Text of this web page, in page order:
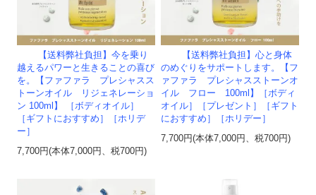
【送料弊社負担】今を乗り
越えるパワーと生きることの喜び
を。【ファファラ プレシャスス
トーンオイル リジェネレーショ
ン 100ml】 ［ボディオイル］
［ギフトにおすすめ］［ホリデ
ー］
7,700円(本体7,000円、税700円)
【送料弊社負担】心と身体
のめぐりをサポートします。【フ
ァファラ プレシャスストーンオ
イル フロー 100ml】［ボディ
オイル］［プレゼント］［ギフト
におすすめ］［ホリデー］
7,700円(本体7,000円、税700円)